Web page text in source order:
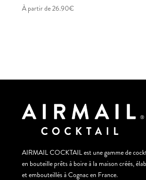
À partir de26.90€
AIRMAIL COCKTAIL est une gamme de
en bouteille prêts à boire à la maison créés,
et embouteillés à Cognac en France.